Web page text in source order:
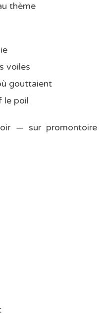
thème
voiles
gouttaient
le poil
— sur promontoire